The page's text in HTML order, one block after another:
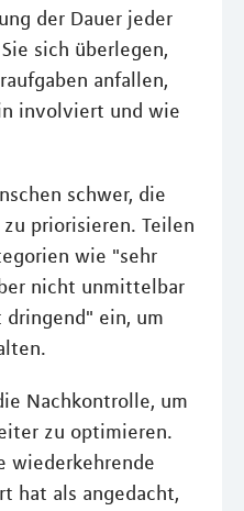
der Dauer jeder
sich überlegen,
anfallen,
involviert und wie
schwer, die
priorisieren. Teilen
wie "sehr
nicht unmittelbar
ein, um
Nachkontrolle, um
zu optimieren.
wiederkehrende
hat als angedacht,